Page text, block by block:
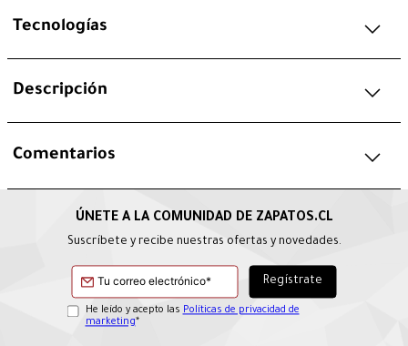
Tecnologías
Descripción
Comentarios
Suscríbete y recibe nuestras ofertas y novedades.
He leído y acepto las Políticas de privacidad de
marketing*